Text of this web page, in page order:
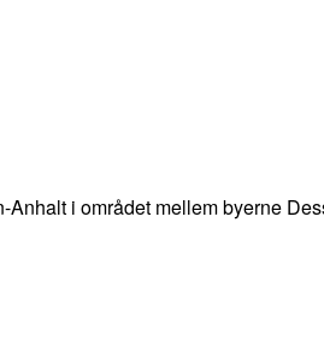
i området mellem byerne